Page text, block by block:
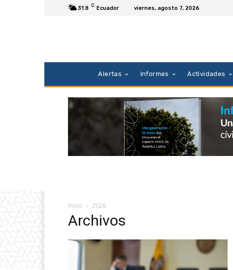
31.8 C Ecuador viernes, agosto 7, 2026
Alertas Informes Actividades
Inicio 2026
Archivos